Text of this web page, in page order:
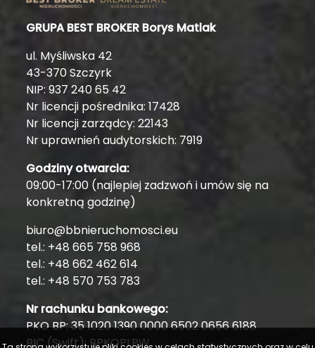
GRUPA BEST BROKER Borys Matlak
ul. Myśliwska 42
43-370 Szczyrk
NIP: 937 240 65 42
Nr licencji pośrednika: 17428
Nr licencji zarządcy: 22143
Nr uprawnień audytorskich: 7919
Godziny otwarcia:
09:00-17:00 (najlepiej zadzwoń i umów się na
konkretną godzinę)
biuro@bbnieruchomosci.eu
tel.: +48 665 758 968
tel.: +48 662 462 614
tel.: +48 570 753 783
Nr rachunku bankowego:
PKO BP: 35 1020 1390 0000 6502 0656 6188
BIC (Swift): BPKOPLPW